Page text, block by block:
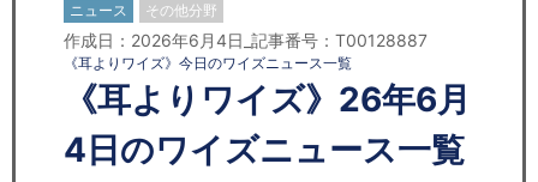
日本人にPR
コンサルティング
リサーチ
ニュース その他分野
作成日：2026年6月4日_記事番号：T00128887
《耳よりワイズ》今日のワイズニュース一覧
《耳よりワイズ》26年6月
4日のワイズニュース一覧